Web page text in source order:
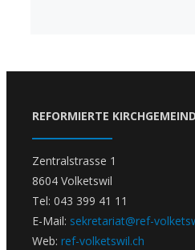
REFORMIERTE
Zentralstrasse 1
8604 Volketswil
Tel: 043 399 41 11
E-Mail: sekretariat@ref-
Web: ref-volketswil.ch